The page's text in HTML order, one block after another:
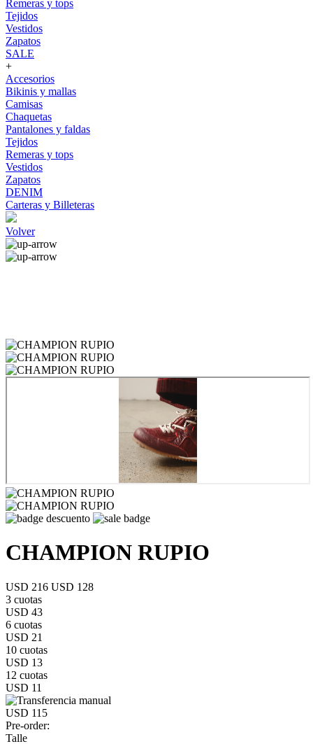
Remeras y tops
Tejidos
Vestidos
Zapatos
SALE
+
Accesorios
Bikinis y mallas
Camisas
Chaquetas
Pantalones y faldas
Tejidos
Remeras y tops
Vestidos
Zapatos
DENIM
Carteras y Billeteras
Volver
CHAMPION RUPIO
USD 216 USD 128
3 cuotas
USD 43
6 cuotas
USD 21
10 cuotas
USD 13
12 cuotas
USD 11
USD 115
Pre-order:
Talle